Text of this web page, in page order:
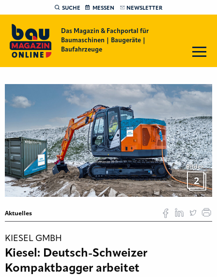
SUCHE MESSEN NEWSLETTER
Das Magazin & Fachportal für
Baumaschinen | Baugeräte |
Baufahrzeuge
Bilder
2
Aktuelles
KIESEL GMBH
Kiesel: Deutsch-Schweizer
Kompaktbagger arbeitet